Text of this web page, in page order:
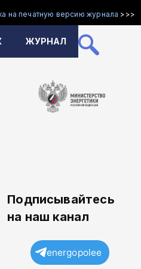
на печатную версию журнала >>>
ЖУРНАЛ
Подписывайтесь
на наш канал
energopolee